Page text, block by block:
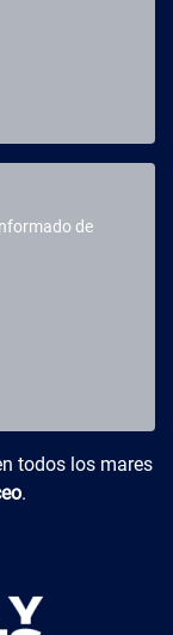
de
todos los mares
.